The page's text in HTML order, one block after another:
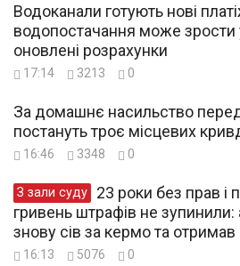
Водоканали готують нові
водопостачання може зрости
оновлені розрахунки
17:14 3213 0
За домашнє насильство
постануть троє місцевих
16:46 3348 0
З зали суду
гривень штрафів не зупинили:
знову сів за кермо та
16:13 5076 0